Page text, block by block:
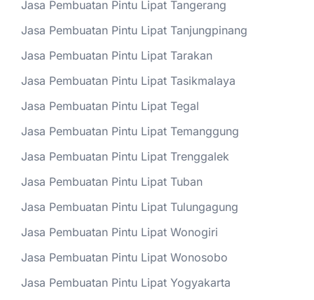
Jasa Pembuatan Pintu Lipat Tangerang
Jasa Pembuatan Pintu Lipat Tanjungpinang
Jasa Pembuatan Pintu Lipat Tarakan
Jasa Pembuatan Pintu Lipat Tasikmalaya
Jasa Pembuatan Pintu Lipat Tegal
Jasa Pembuatan Pintu Lipat Temanggung
Jasa Pembuatan Pintu Lipat Trenggalek
Jasa Pembuatan Pintu Lipat Tuban
Jasa Pembuatan Pintu Lipat Tulungagung
Jasa Pembuatan Pintu Lipat Wonogiri
Jasa Pembuatan Pintu Lipat Wonosobo
Jasa Pembuatan Pintu Lipat Yogyakarta